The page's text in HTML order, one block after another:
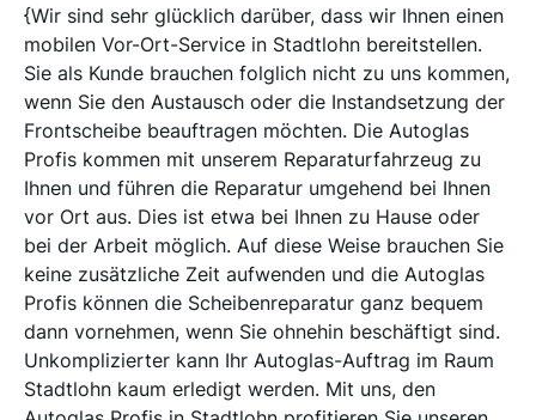
{Wir sind sehr glücklich darüber, dass wir Ihnen einen
mobilen Vor-Ort-Service in Stadtlohn bereitstellen.
Sie als Kunde brauchen folglich nicht zu uns kommen,
wenn Sie den Austausch oder die Instandsetzung der
Frontscheibe beauftragen möchten. Die Autoglas
Profis kommen mit unserem Reparaturfahrzeug zu
Ihnen und führen die Reparatur umgehend bei Ihnen
vor Ort aus. Dies ist etwa bei Ihnen zu Hause oder
bei der Arbeit möglich. Auf diese Weise brauchen Sie
keine zusätzliche Zeit aufwenden und die Autoglas
Profis können die Scheibenreparatur ganz bequem
dann vornehmen, wenn Sie ohnehin beschäftigt sind.
Unkomplizierter kann Ihr Autoglas-Auftrag im Raum
Stadtlohn kaum erledigt werden. Mit uns, den